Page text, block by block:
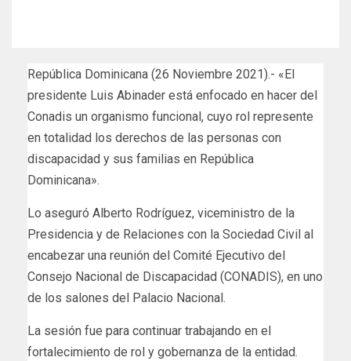
República Dominicana (26 Noviembre 2021).- «El
presidente Luis Abinader está enfocado en hacer del
Conadis un organismo funcional, cuyo rol represente
en totalidad los derechos de las personas con
discapacidad y sus familias en República
Dominicana».
Lo aseguró Alberto Rodríguez, viceministro de la
Presidencia y de Relaciones con la Sociedad Civil al
encabezar una reunión del Comité Ejecutivo del
Consejo Nacional de Discapacidad (CONADIS), en uno
de los salones del Palacio Nacional.
La sesión fue para continuar trabajando en el
fortalecimiento de rol y gobernanza de la entidad.